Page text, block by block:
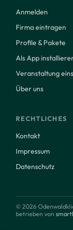
Anmelden
Firma eintragen
Profile & Pakete
Als App
Veranstaltung
Über uns
RECHTLICHES
Kontakt
Impressum
Datenschutz
© 2026
betrieben von